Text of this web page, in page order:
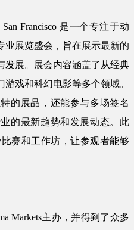
Francisco 是一个专注于动
业展览盛会，旨在展示最新的
发展。展会内容涵盖了从经典
戏和科幻电影等多个领域。
的展品，还能参与多场签名
的最新趋势和发展动态。此
赛和工作坊，让参观者能够
Markets主办，并得到了众多